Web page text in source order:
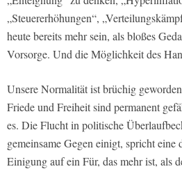
„Steuererhöhungen“,
heute bereits mehr sein, als bloßes
Vorsorge. Und die Möglichkeit des
Unsere Normalität ist brüchig
Friede und Freiheit sind permanent
es. Die Flucht in politische
gemeinsame Gegen einigt, spricht eine
Einigung auf ein Für, das mehr ist, als